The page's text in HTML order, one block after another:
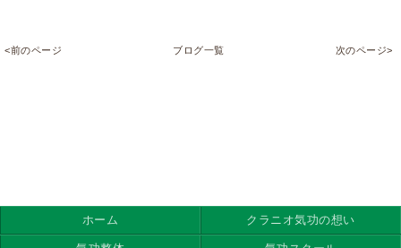
<前のページ ブログ一覧 次のページ>
ホーム クラニオ気功の想い